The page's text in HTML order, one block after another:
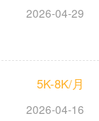
2026-04-29
5K-8K/月
2026-04-16